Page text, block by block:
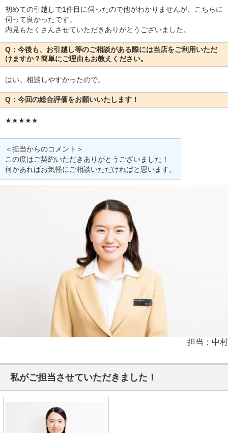
初めての引越しで1件目に伺ったので他がわかりませんが、こちらに
伺って良かったです。
内見もたくさんさせていただきありがとうございました。
Q：今後も、お引越し等のご相談がある際には当店をご利用いただ
けますか？簡単にご理由もお教えください。
はい。相談しやすかったので。
Q：今回の総合評価をお願いいたします！
★★★★★
＜担当からのコメント＞
この度はご契約いただきありがとうございました！
何かあればお気軽にご相談いただければと思います。
担当：中村
私がご担当させていただきました！